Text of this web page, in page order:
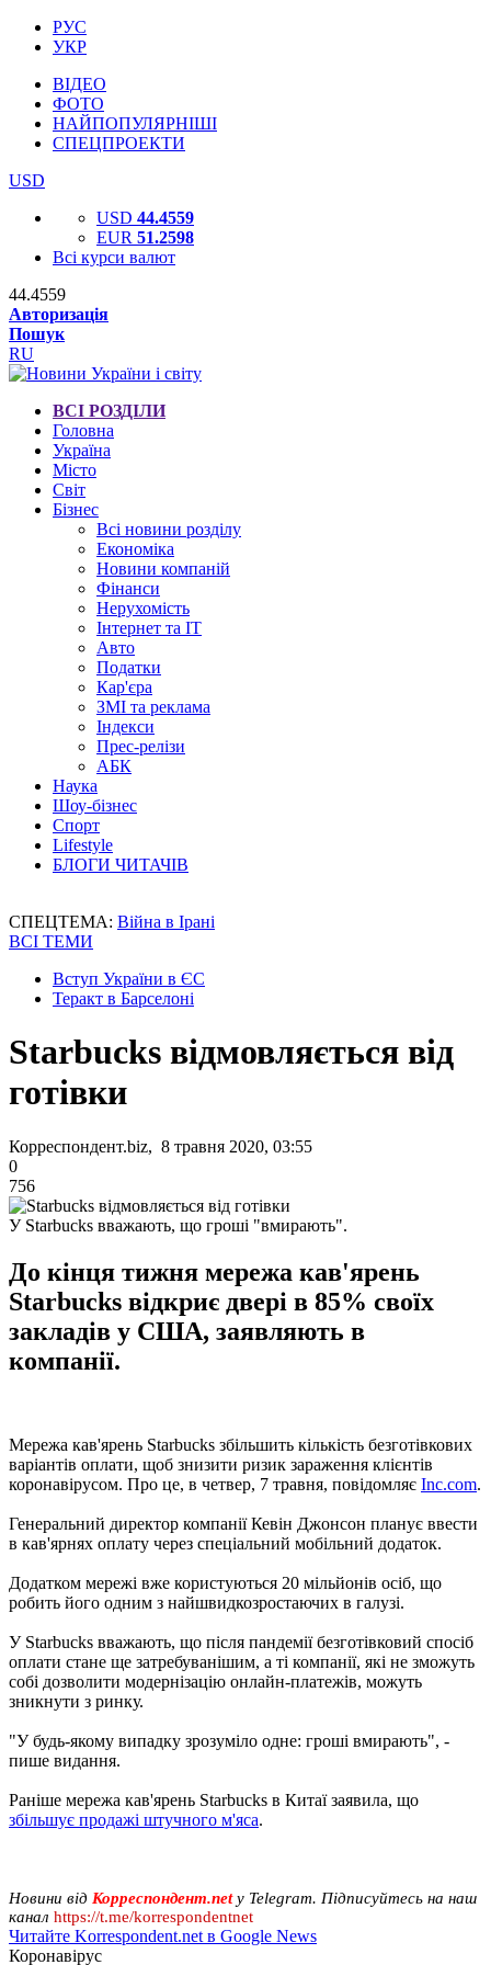
РУС
УКР
ВІДЕО
ФОТО
НАЙПОПУЛЯРНІШІ
СПЕЦПРОЕКТИ
USD
USD 44.4559
EUR 51.2598
Всі курси валют
44.4559
Авторизація
Пошук
RU
ВСІ РОЗДІЛИ
Головна
Україна
Місто
Світ
Бізнес
Всі новини розділу
Економіка
Новини компаній
Фінанси
Нерухомість
Інтернет та IT
Авто
Податки
Кар'єра
ЗМІ та реклама
Індекси
Прес-релізи
АБК
Наука
Шоу-бізнес
Спорт
Lifestyle
БЛОГИ ЧИТАЧІВ
СПЕЦТЕМА: Війна в Ірані
ВСІ ТЕМИ
Вступ України в ЄС
Теракт в Барселоні
Starbucks відмовляється від
готівки
Корреспондент.biz, 8 травня 2020, 03:55
0
756
У Starbucks вважають, що гроші "вмирають".
До кінця тижня мережа кав'ярень
Starbucks відкриє двері в 85% своїх
закладів у США, заявляють в
компанії.
Мережа кав'ярень Starbucks збільшить кількість безготівкових
варіантів оплати, щоб знизити ризик зараження клієнтів
коронавірусом. Про це, в четвер, 7 травня, повідомляє Inc.com.
Генеральний директор компанії Кевін Джонсон планує ввести
в кав'ярнях оплату через спеціальний мобільний додаток.
Додатком мережі вже користуються 20 мільйонів осіб, що
робить його одним з найшвидкозростаючих в галузі.
У Starbucks вважають, що після пандемії безготівковий спосіб
оплати стане ще затребуванішим, а ті компанії, які не зможуть
собі дозволити модернізацію онлайн-платежів, можуть
зникнути з ринку.
"У будь-якому випадку зрозуміло одне: гроші вмирають", -
пише видання.
Раніше мережа кав'ярень Starbucks в Китаї заявила, що
збільшує продажі штучного м'яса.
Новини від Корреспондент.net у Telegram. Підписуйтесь на наш
канал https://t.me/korrespondentnet
Читайте Korrespondent.net в Google News
Коронавірус